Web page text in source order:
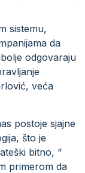
sistemu,
da
odgovaraju
veća
postoje sjajne
što je
bitno, “
primerom da